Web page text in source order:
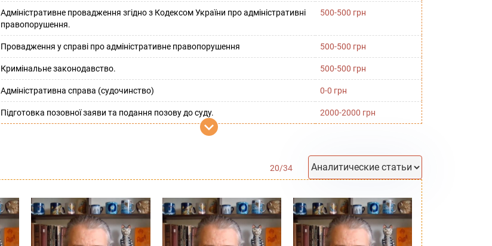
Адміністративне провадження згідно з Кодексом України про адміністративні
правопорушення.
500-500 грн
Провадження у справі про адміністративне правопорушення 500-500 грн
Кримінальне законодавство. 500-500 грн
Адміністративна справа (судочинство) 0-0 грн
Підготовка позовної заяви та подання позову до суду. 2000-2000 грн
20/34